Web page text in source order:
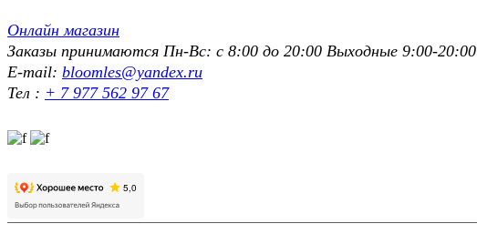
Онлайн магазин
Заказы принимаются Пн-Вс: с 8:00 до 20:00 Выходные 9:00-20:00
E-mail: bloomles@yandex.ru
Тел : + 7 977 562 97 67